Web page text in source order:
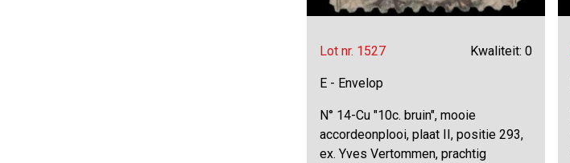
Lot nr. 1527 Kwaliteit: 0
E - Envelop
N° 14-Cu "10c. bruin", mooie
accordeonplooi, plaat II, positie 293,
ex. Yves Vertommen, prachtig